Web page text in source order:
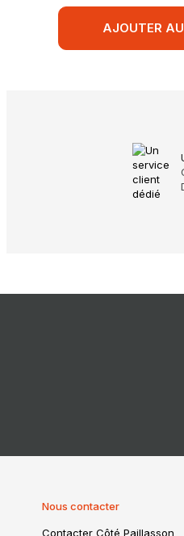
AJOUTER
Nous contacter
Contacter Côté Paillasson